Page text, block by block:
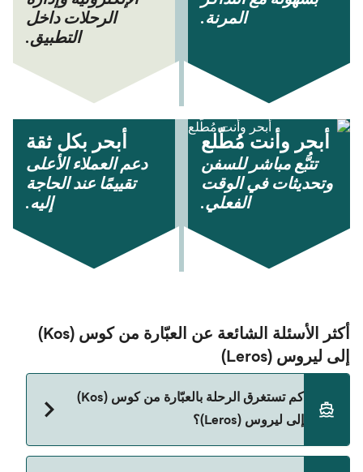
المرنة.
الرحلات داخل
التطبيق.
أبحر وأنت مُطّلع
تتبُّع مباشر للسفن
وتحديثات في الوقت
الفعلي.
أبحر بكل ثقة
دعم العملاء الأعلى
تقييمًا عند الحاجة
إليه.
أكثر الأسئلة الشائعة عن العبّارة من كوس (Kos)
إلى ليروس (Leros)
كم تستغرق الرحلة بالعبّارة من كوس (Kos)
إلى ليروس (Leros)؟